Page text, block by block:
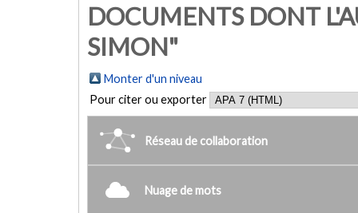
DOCUMENTS DONT
SIMON"
Monter d'un niveau
Pour citer ou exporter
Réseau de collaboration
Nuage de mots